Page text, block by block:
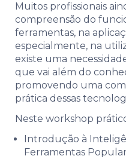
Muitos profissionais
compreensão do
ferramentas, na
especialmente, na
existe uma
que vai além do
promovendo uma
prática dessas
Neste workshop
Introdução à
Ferramentas